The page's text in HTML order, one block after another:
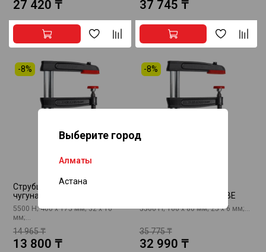
Выберите город
Алматы
Астана
27 420 ₸ 37 745 ₸
-8%
Струбцина из ковкого
чугуна BESSEY TPN16BE-2K
5500 Н; 400 х 175 мм; 32 x 10
мм;...
14 965 ₸
13 800 ₸
-8%
чугуна BESSEY TPN40BE
5500 Н; 160 х 80 мм; 25 x 6 мм;...
35 775 ₸
32 990 ₸